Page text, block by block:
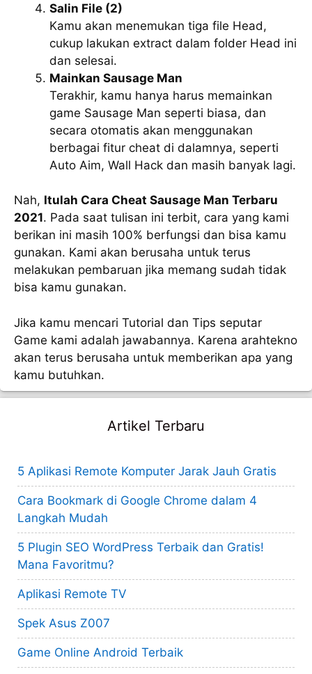
Salin File (2)
Kamu akan menemukan tiga file Head,
cukup lakukan extract dalam folder Head ini
dan selesai.
Mainkan Sausage Man
Terakhir, kamu hanya harus memainkan
game Sausage Man seperti biasa, dan
secara otomatis akan menggunakan
berbagai fitur cheat di dalamnya, seperti
Auto Aim, Wall Hack dan masih banyak lagi.
Nah, Itulah Cara Cheat Sausage Man Terbaru
2021. Pada saat tulisan ini terbit, cara yang kami
berikan ini masih 100% berfungsi dan bisa kamu
gunakan. Kami akan berusaha untuk terus
melakukan pembaruan jika memang sudah tidak
bisa kamu gunakan.
Jika kamu mencari Tutorial dan Tips seputar
Game kami adalah jawabannya. Karena arahtekno
akan terus berusaha untuk memberikan apa yang
kamu butuhkan.
Artikel Terbaru
5 Aplikasi Remote Komputer Jarak Jauh Gratis
Cara Bookmark di Google Chrome dalam 4
Langkah Mudah
5 Plugin SEO WordPress Terbaik dan Gratis!
Mana Favoritmu?
Aplikasi Remote TV
Spek Asus Z007
Game Online Android Terbaik